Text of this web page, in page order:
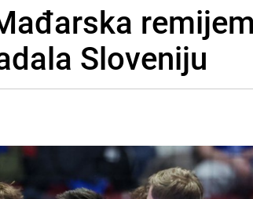
Sloveniju